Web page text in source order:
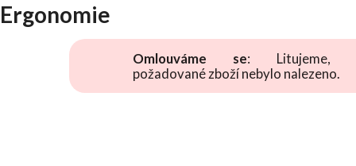
Ergonomie
Omlouváme se: Litujeme,
požadované zboží nebylo nalezeno.